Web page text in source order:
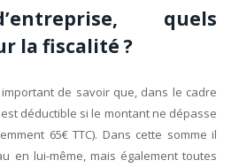
quels
la fiscalité ?
de savoir que, dans le cadre
déductible si le montant ne dépasse
65€ TTC). Dans cette somme il
en lui-même, mais également toutes